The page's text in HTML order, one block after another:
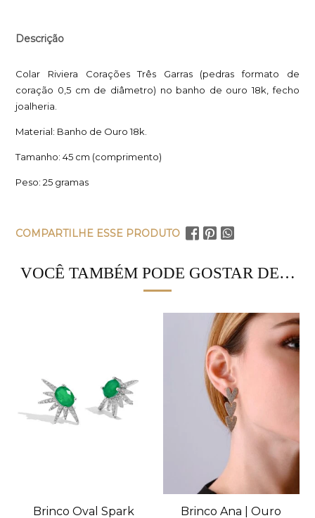
Descrição
Colar Riviera Corações Três Garras (pedras formato de
coração 0,5 cm de diâmetro) no banho de ouro 18k, fecho
joalheria.
Material: Banho de Ouro 18k.
Tamanho: 45 cm (comprimento)
Peso: 25 gramas
COMPARTILHE ESSE PRODUTO
VOCÊ TAMBÉM PODE GOSTAR DE…
Brinco Oval Spark
Brinco Ana | Ouro